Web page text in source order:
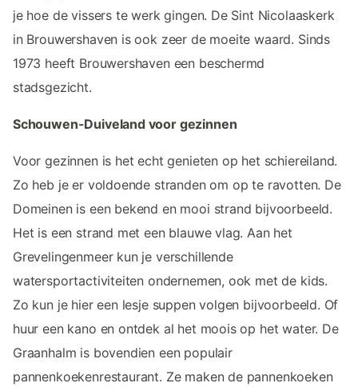
je hoe de vissers te werk gingen. De Sint Nicolaaskerk
in Brouwershaven is ook zeer de moeite waard. Sinds
1973 heeft Brouwershaven een beschermd
stadsgezicht.
Schouwen-Duiveland voor gezinnen
Voor gezinnen is het echt genieten op het schiereiland.
Zo heb je er voldoende stranden om op te ravotten. De
Domeinen is een bekend en mooi strand bijvoorbeeld.
Het is een strand met een blauwe vlag. Aan het
Grevelingenmeer kun je verschillende
watersportactiviteiten ondernemen, ook met de kids.
Zo kun je hier een lesje suppen volgen bijvoorbeeld. Of
huur een kano en ontdek al het moois op het water. De
Graanhalm is bovendien een populair
pannenkoekenrestaurant. Ze maken de pannenkoeken